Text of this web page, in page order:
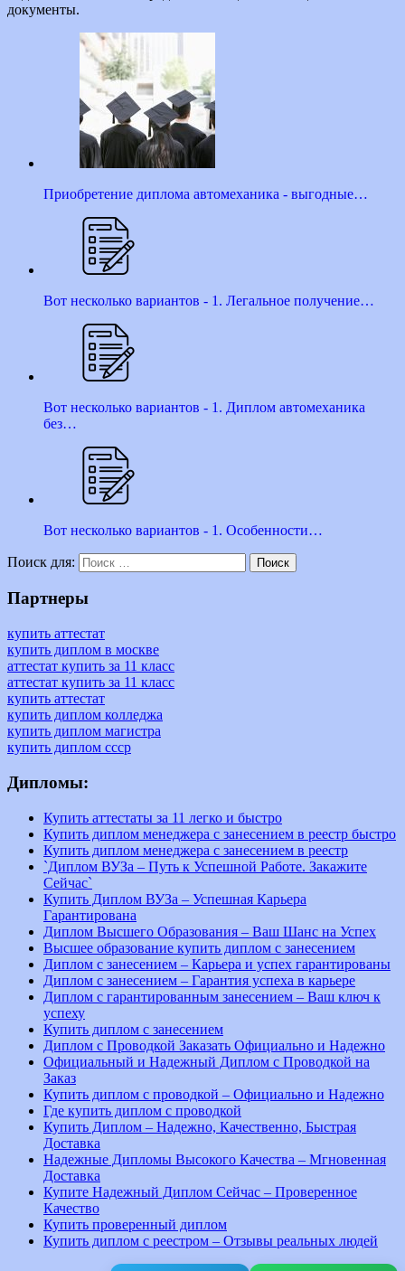
документы.
Приобретение диплома автомеханика - выгодные…
Вот несколько вариантов - 1. Легальное получение…
Вот несколько вариантов - 1. Диплом автомеханика
без…
Вот несколько вариантов - 1. Особенности…
готовыйдоставказаведение недорогооригинал
Поиск для: Поиск
Партнеры
купить аттестат
купить диплом в москве
аттестат купить за 11 класс
аттестат купить за 11 класс
купить аттестат
купить диплом колледжа
купить диплом магистра
купить диплом ссср
Дипломы:
Купить аттестаты за 11 легко и быстро
Купить диплом менеджера с занесением в реестр быстро
Купить диплом менеджера с занесением в реестр
`Диплом ВУЗа – Путь к Успешной Работе. Закажите
Сейчас`
Купить Диплом ВУЗа – Успешная Карьера
Гарантирована
Диплом Высшего Образования – Ваш Шанс на Успех
Высшее образование купить диплом с занесением
Диплом с занесением – Карьера и успех гарантированы
Диплом с занесением – Гарантия успеха в карьере
Диплом с гарантированным занесением – Ваш ключ к
успеху
Купить диплом с занесением
Диплом с Проводкой Заказать Официально и Надежно
Официальный и Надежный Диплом с Проводкой на
Заказ
Купить диплом с проводкой – Официально и Надежно
Где купить диплом с проводкой
Купить Диплом – Надежно, Качественно, Быстрая
Доставка
Надежные Дипломы Высокого Качества – Мгновенная
Доставка
Купите Надежный Диплом Сейчас – Проверенное
Качество
Купить проверенный диплом
Купить диплом с реестром – Отзывы реальных людей